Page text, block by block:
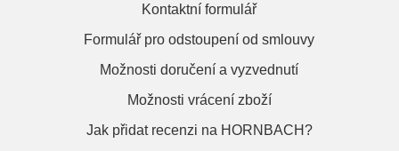
Kontaktní formulář
Formulář pro odstoupení od smlouvy
Možnosti doručení a vyzvednutí
Možnosti vrácení zboží
Jak přidat recenzi na HORNBACH?